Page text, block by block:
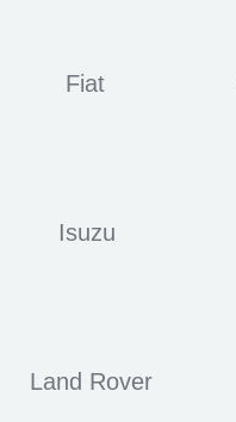
Fiat
Isuzu
Land Rover